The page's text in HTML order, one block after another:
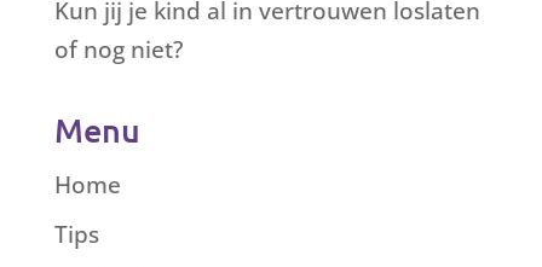
Kun jij je kind al in vertrouwen loslaten
of nog niet?
Menu
Home
Tips